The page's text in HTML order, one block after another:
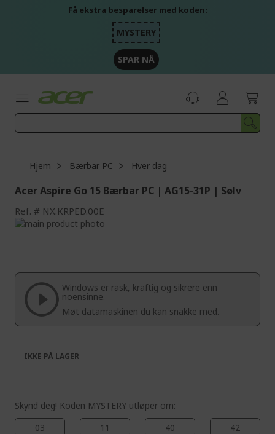
Få ekstra besparelser med koden:
MYSTERY
SPAR NÅ
Hjem Bærbar PC Hver dag
Acer Aspire Go 15 Bærbar PC | AG15-31P | Sølv
Ref. NX.KRPED.00E
Skip
of
images
gallery
beginning
the
images
gallery
Windows er rask, kraftig og sikrere enn
noensinne.
Møt datamaskinen du kan snakke med.
Skynd deg! Koden MYSTERY utløper om:
03
11 40 42
IKKE PÅ LAGER